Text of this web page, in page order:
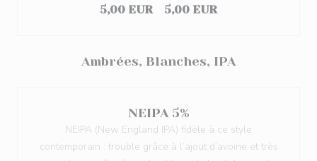
5,00 EUR
5,00 EUR
Ambrées, Blanches, IPA
NEIPA 5%
NEIPA (New England IPA) fidèle à ce style
contemporain : trouble grâce à l’ajout d’avoine et très